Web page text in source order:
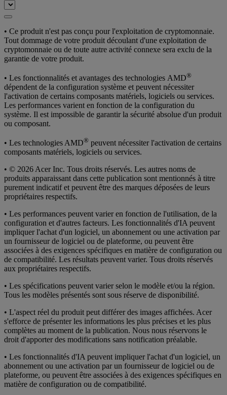
• Ce produit n'est pas conçu pour l'exploitation de cryptomonnaie.
Tout dommage de votre produit découlant d'une exploitation de
cryptomonnaie ou de toute autre activité connexe sera exclu de la
garantie de votre produit.
• Les fonctionnalités et avantages des technologies AMD®
dépendent de la configuration système et peuvent nécessiter
l'activation de certains composants matériels, logiciels ou services.
Les performances varient en fonction de la configuration du
système. Il est impossible de garantir la sécurité absolue d'un produit
ou composant.
• Les technologies AMD® peuvent nécessiter l'activation de certains
composants matériels, logiciels ou services.
• © 2026 Acer Inc. Tous droits réservés. Les autres noms de
produits apparaissant dans cette publication sont mentionnés à titre
purement indicatif et peuvent être des marques déposées de leurs
propriétaires respectifs.
• Les performances peuvent varier en fonction de l'utilisation, de la
configuration et d'autres facteurs. Les fonctionnalités d'IA peuvent
impliquer l'achat d'un logiciel, un abonnement ou une activation par
un fournisseur de logiciel ou de plateforme, ou peuvent être
associées à des exigences spécifiques en matière de configuration ou
de compatibilité. Les résultats peuvent varier. Tous droits réservés
aux propriétaires respectifs.
• Les spécifications peuvent varier selon le modèle et/ou la région.
Tous les modèles présentés sont sous réserve de disponibilité.
• L'aspect réel du produit peut différer des images affichées. Acer
s'efforce de présenter les informations les plus précises et les plus
complètes au moment de la publication. Nous nous réservons le
droit d'apporter des modifications sans notification préalable.
• Les fonctionnalités d'IA peuvent impliquer l'achat d'un logiciel, un
abonnement ou une activation par un fournisseur de logiciel ou de
plateforme, ou peuvent être associées à des exigences spécifiques en
matière de configuration ou de compatibilité.